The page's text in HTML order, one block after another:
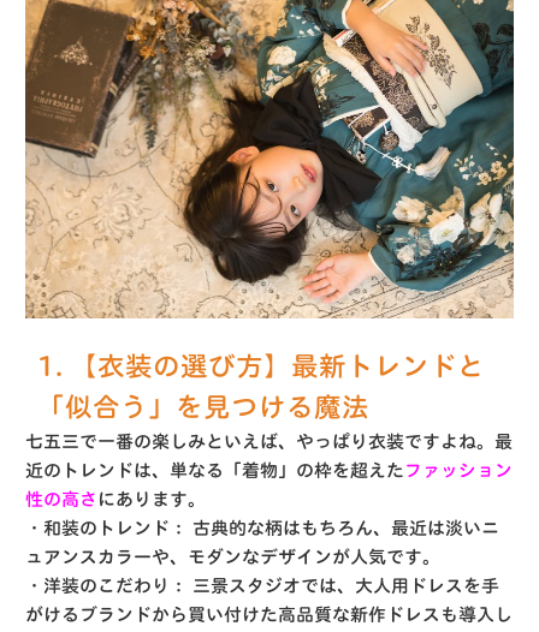
1. 【衣装の選び方】最新トレンドと
「似合う」を見つける魔法
七五三で一番の楽しみといえば、やっぱり衣装ですよね。最
近のトレンドは、単なる「着物」の枠を超えた ファッション
性の高さ にあります。
・和装のトレンド：
古典的な柄はもちろん、最近は淡いニ
ュアンスカラーや、モダンなデザインが人気です。
・洋装のこだわり：
三景スタジオでは、大人用ドレスを手
がけるブランドから買い付けた高品質な新作ドレスも導入し